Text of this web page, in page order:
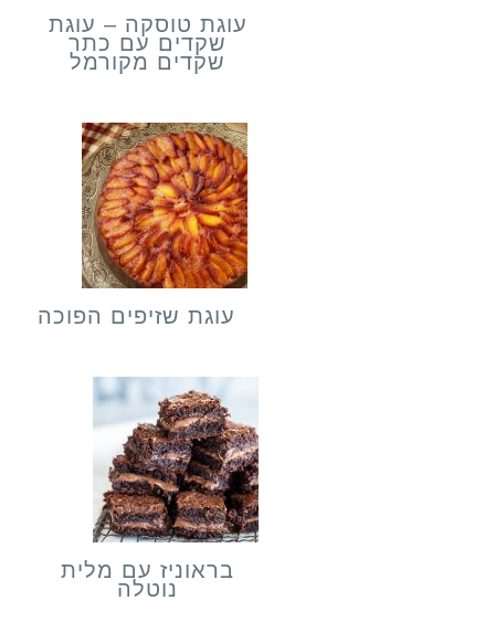
עוגת טוסקה – עוגת
שקדים עם כתר
שקדים מקורמל
עוגת שזיפים הפוכה
בראוניז עם מלית
נוטלה